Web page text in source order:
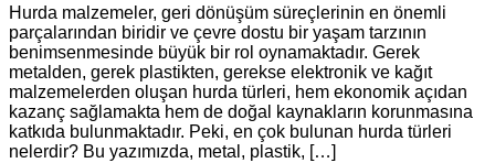
Hurda malzemeler, geri dönüşüm süreçlerinin en önemli
parçalarından biridir ve çevre dostu bir yaşam tarzının
benimsenmesinde büyük bir rol oynamaktadır. Gerek
metalden, gerek plastikten, gerekse elektronik ve kağıt
malzemelerden oluşan hurda türleri, hem ekonomik açıdan
kazanç sağlamakta hem de doğal kaynakların korunmasına
katkıda bulunmaktadır. Peki, en çok bulunan hurda türleri
nelerdir? Bu yazımızda, metal, plastik, […]